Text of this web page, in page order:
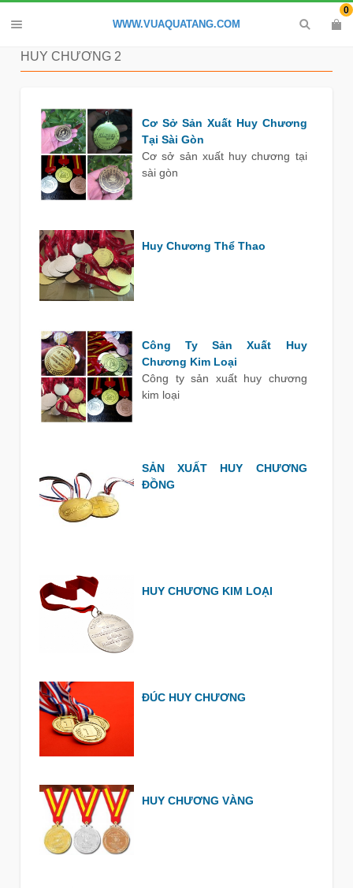
WWW.VUAQUATANG.COM
0
HUY CHƯƠNG 2
Cơ Sở Sản Xuất Huy Chương
Tại Sài Gòn
Cơ sở sản xuất huy chương tại
sài gòn
Huy Chương Thể Thao
Công Ty Sản Xuất Huy
Chương Kim Loại
Công ty sản xuất huy chương
kim loại
SẢN XUẤT HUY CHƯƠNG
ĐỒNG
HUY CHƯƠNG KIM LOẠI
ĐÚC HUY CHƯƠNG
HUY CHƯƠNG VÀNG